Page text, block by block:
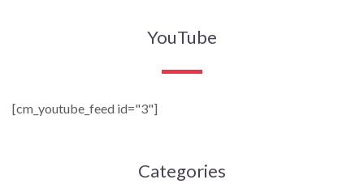
YouTube
[cm_youtube_feed id="3"]
Categories